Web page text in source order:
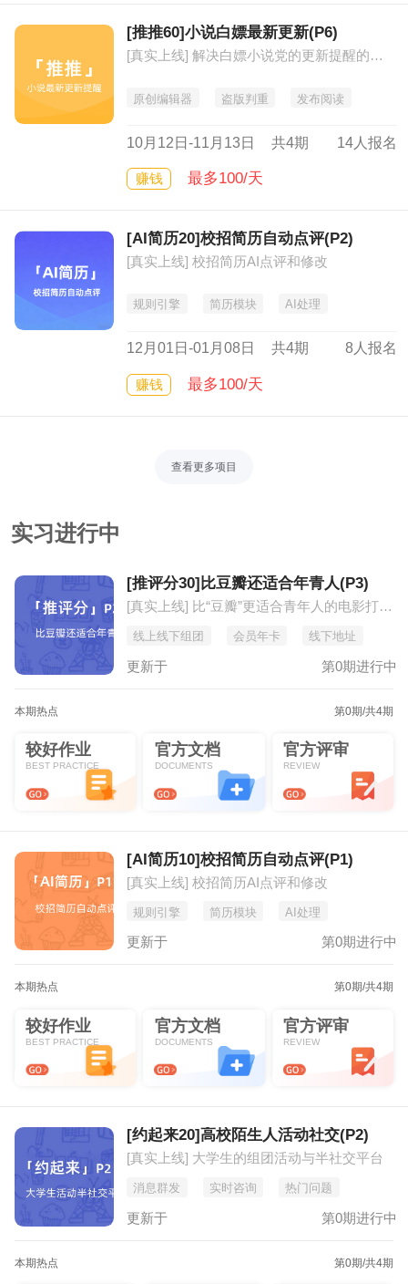
[推推60]小说白嫖最新更新(P6)
[真实上线] 解决白嫖小说党的更新提醒的及时可靠
原创编辑器 盗版判重 发布阅读
10月12日-11月13日 共4期 14人报名
赚钱 最多100/天
[AI简历20]校招简历自动点评(P2)
[真实上线] 校招简历AI点评和修改
规则引擎 简历模块 AI处理
12月01日-01月08日 共4期 8人报名
赚钱 最多100/天
查看更多项目
实习进行中
[推评分30]比豆瓣还适合年青人(P3)
[真实上线] 比“豆瓣”更适合青年人的电影打分推荐平台
线上线下组团 会员年卡 线下地址
更新于 第0期进行中
本期热点 第0期/共4期
较好作业
BEST PRACTICE
官方文档
DOCUMENTS
官方评审
REVIEW
[AI简历10]校招简历自动点评(P1)
[真实上线] 校招简历AI点评和修改
规则引擎 简历模块 AI处理
更新于 第0期进行中
本期热点 第0期/共4期
较好作业
BEST PRACTICE
官方文档
DOCUMENTS
官方评审
REVIEW
[约起来20]高校陌生人活动社交(P2)
[真实上线] 大学生的组团活动与半社交平台
消息群发 实时咨询 热门问题
更新于 第0期进行中
本期热点 第0期/共4期